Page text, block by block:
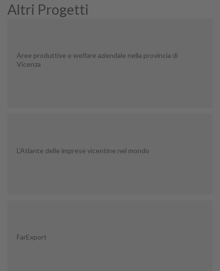
Altri Progetti
Aree produttive e welfare aziendale nella provincia di
Vicenza
L'Atlante delle imprese vicentine nel mondo
FarExport